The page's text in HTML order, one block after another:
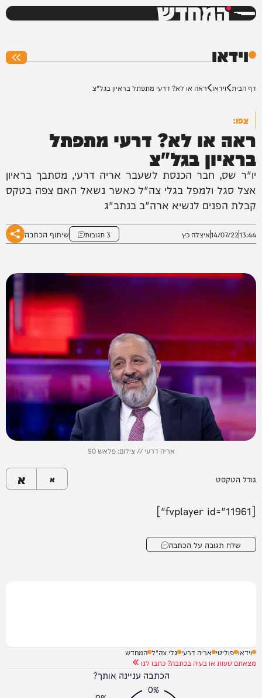
המחדש
וידאו
דף הבית וידאו ראה או לא? דרעי מתפתל בראיון בגל"צ
צפו:
ראה או לא? דרעי מתפתל
בראיון בגל"צ
יו"ר שס, חבר הכנסת לשעבר אריה דרעי, מסתבך בראיון
אצל סגל ולמפל בגלי צה"ל כאשר נשאל האם צפה בטקס
קבלת הפנים לנשיא ארה"ב בנתב"ג
13:44
14/07/22איצלה כץ 3 תגובות שיתוף הכתבה
אריה דרעי // צילום: פלאש 90
גודל הטקסט א א
[fvplayer id="11961"]
שלח תגובה על הכתבה
וידאו פוליטי אריה דרעי גלי צה"ל המחדש
מצאתם טעות או בעיה בכתבה? כתבו לנו
הכתבה עניינה אותך?
0%